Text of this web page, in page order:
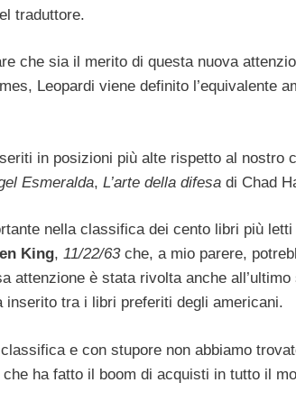
traduttore.
che sia il merito di questa nuova
Leopardi viene definito l’equivalente
in posizioni più alte rispetto al nostro
Esmeralda, L’arte della difesa di Chad
nella classifica dei cento libri più
King, 11/22/63che, a mio parere,
attenzione è stata rivolta anche
inserito tra i libri preferiti degli americani.
e con stupore non abbiamo
ha fatto il boom di acquisti in tutto il